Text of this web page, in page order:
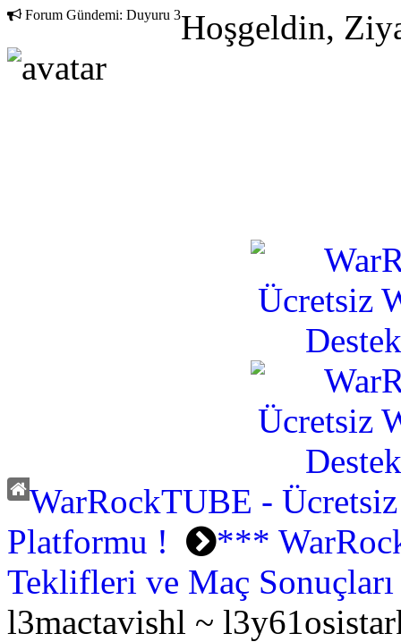
Forum Gündemi: Duyuru 3Hoşgeldin,
WarRockTUBE -
Platformu !
***
Teklifleri ve Maç
l3mactavishl ~